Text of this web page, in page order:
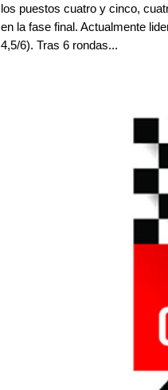
los puestos cuatro y cinco,
en la fase final. Actualmente
4,5/6). Tras 6 rondas...